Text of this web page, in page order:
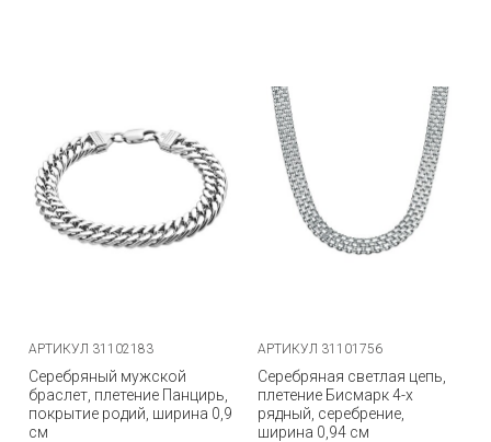
АРТИКУЛ 31102183
Серебряный мужской
браслет, плетение Панцирь,
покрытие родий, ширина 0,9
см
АРТИКУЛ 31101756
Серебряная светлая цепь,
плетение Бисмарк 4-х
рядный, серебрение,
ширина 0,94 см